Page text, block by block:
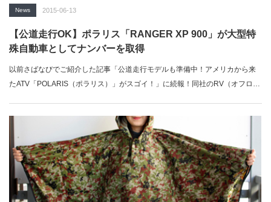
News 2015-06-13
【公道走行OK】ポラリス「RANGER XP 900」が大型特
殊自動車としてナンバーを取得
以前さばなびでご紹介した記事「公道走行モデルも準備中！アメリカから来
たATV「POLARIS（ポラリス）」がスゴイ！」に続報！同社のRV（オフロ